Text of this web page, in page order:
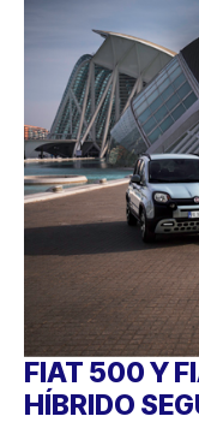
FIAT 500 Y
HÍBRIDO